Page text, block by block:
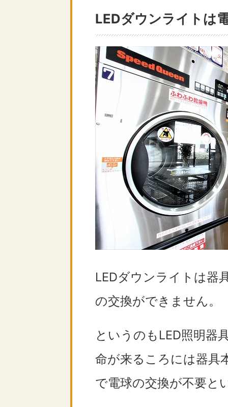
LEDダウンライトは
LEDダウンライトは器
の交換ができません。
というのもLED照明器
命が来るころには器具
で電球の交換が不要と